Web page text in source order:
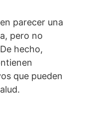
parecer una
pero no
hecho,
que pueden